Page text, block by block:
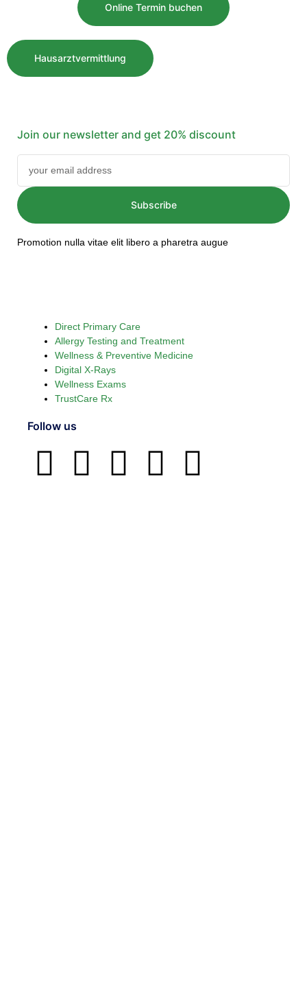
Online Termin buchen
Hausarztvermittlung
Join our newsletter and get 20% discount
Subscribe
Promotion nulla vitae elit libero a pharetra augue
Direct Primary Care
Allergy Testing and Treatment
Wellness & Preventive Medicine
Digital X-Rays
Wellness Exams
TrustCare Rx
Follow us